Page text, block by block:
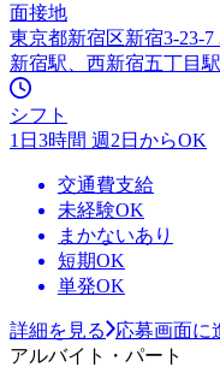
面接地
東京都新宿区新宿3-23-
新宿駅、西新宿五丁目
シフト
1日3時間 週2日からOK
交通費支給
未経験OK
まかないあり
短期OK
単発OK
詳細を見る
応募画面に
アルバイト・パート